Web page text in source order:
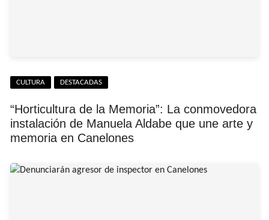
CULTURA DESTACADAS
“Horticultura de la Memoria”: La conmovedora
instalación de Manuela Aldabe que une arte y
memoria en Canelones